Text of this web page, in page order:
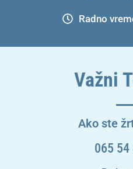
Radno
Važni
Ako ste
065 54